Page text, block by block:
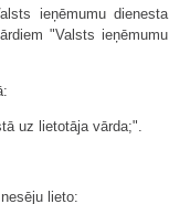
ieņēmumu dienesta
"Valsts ieņēmumu
uz lietotāja vārda;".
lieto: